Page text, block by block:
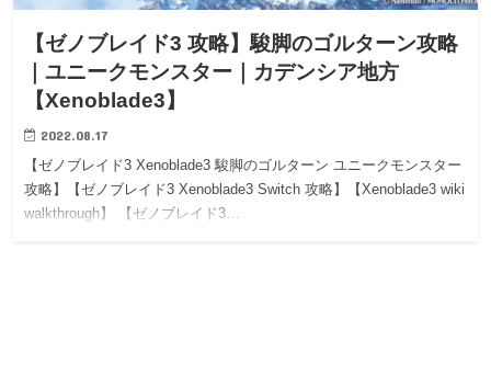
【ゼノブレイド3 攻略】駿脚のゴルターン攻略
｜ユニークモンスター｜カデンシア地方
【Xenoblade3】
2022.08.17
【ゼノブレイド3 Xenoblade3 駿脚のゴルターン ユニークモンスター
攻略】【ゼノブレイド3 Xenoblade3 Switch 攻略】【Xenoblade3 wiki
walkthrough】 【ゼノブレイド3…